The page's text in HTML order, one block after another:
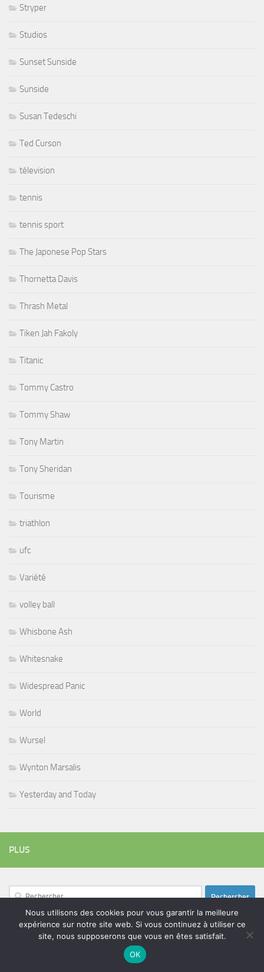
Stryper
Studios
Sunset Sunside
Sunside
Susan Tedeschi
Ted Curson
télevision
tennis
tennis sport
The Japonese Pop Stars
Thornetta Davis
Thrash Metal
Tiken Jah Fakoly
Titanic
Tommy Castro
Tommy Shaw
Tony Martin
Tony Sheridan
Tourisme
triathlon
ufc
Variété
volley ball
Whisbone Ash
Whitesnake
Widespread Panic
World
Wursel
Wynton Marsalis
Yesterday and Today
PLUS
Rechercher :
batteurbeatles
Nous utilisons des cookies pour vous garantir la meilleure
expérience sur notre site web. Si vous continuez à utiliser ce
site, nous supposerons que vous en êtes satisfait.
OK